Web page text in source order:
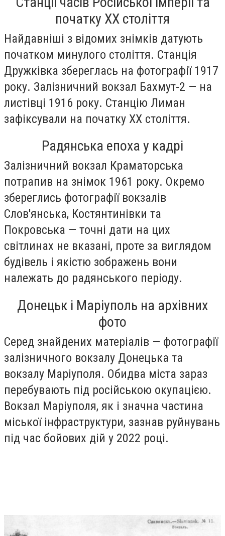
початку ХХ століття
Найдавніші з відомих знімків датують
початком минулого століття. Станція
Дружківка збереглась на фотографії 1917
року. Залізничний вокзал Бахмут-2 — на
листівці 1916 року. Станцію Лиман
зафіксували на початку ХХ століття.
Радянська епоха у кадрі
Залізничний вокзал Краматорська
потрапив на знімок 1961 року. Окремо
збереглись фотографії вокзалів
Слов'янська, Костянтинівки та
Покровська — точні дати на цих
світлинах не вказані, проте за виглядом
будівель і якістю зображень вони
належать до радянського періоду.
Донецьк і Маріуполь на архівних
фото
Серед знайдених матеріалів — фотографії
залізничного вокзалу Донецька та
вокзалу Маріуполя. Обидва міста зараз
перебувають під російською окупацією.
Вокзал Маріуполя, як і значна частина
міської інфраструктури, зазнав руйнувань
під час бойових дій у 2022 році.